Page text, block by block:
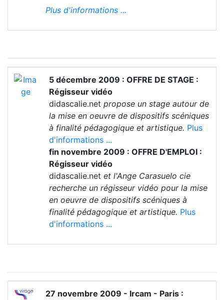
Plus d'informations ...
5 décembre 2009 : OFFRE DE STAGE :
Régisseur vidéo
didascalie.net propose un stage autour de
la mise en oeuvre de dispositifs scéniques
à finalité pédagogique et artistique. Plus
d'informations ...
fin novembre 2009 : OFFRE D'EMPLOI :
Régisseur vidéo
didascalie.net et l'Ange Carasuelo cie
recherche un régisseur vidéo pour la mise
en oeuvre de dispositifs scéniques à
finalité pédagogique et artistique. Plus
d'informations ...
27 novembre 2009 - Ircam - Paris :